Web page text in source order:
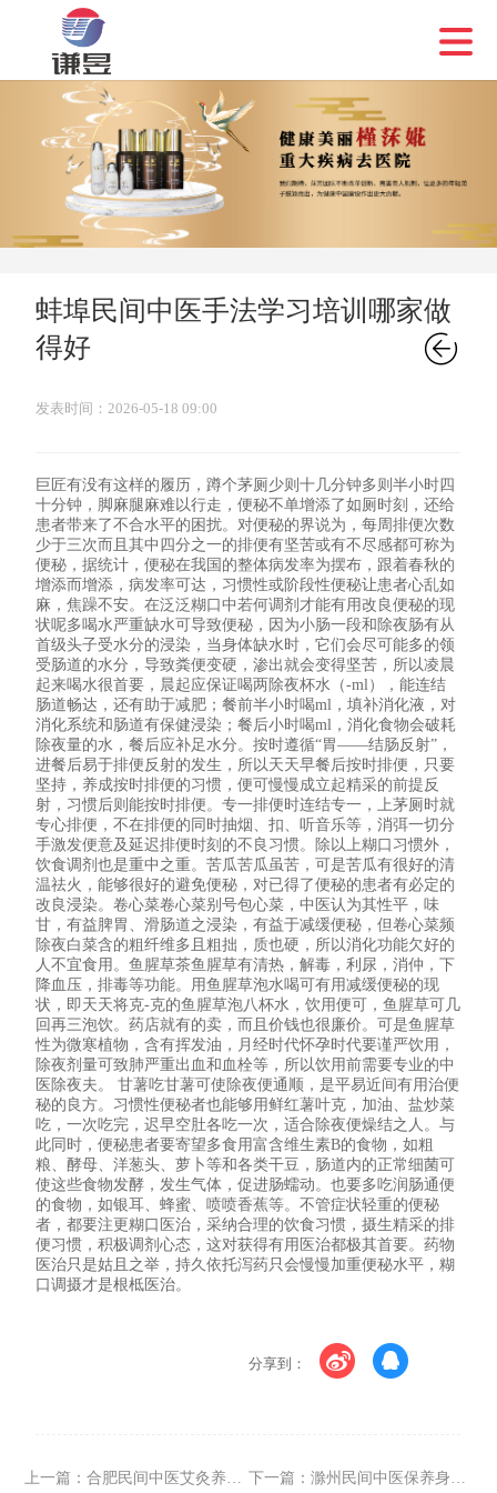
蚌埠民间中医手法学习培训哪家做
得好

发表时间：2026-05-18 09:00
巨匠有没有这样的履历，蹲个茅厕少则十几分钟多则半小时四
十分钟，脚麻腿麻难以行走，便秘不单增添了如厕时刻，还给
患者带来了不合水平的困扰。对便秘的界说为，每周排便次数
少于三次而且其中四分之一的排便有坚苦或有不尽感都可称为
便秘，据统计，便秘在我国的整体病发率为摆布，跟着春秋的
增添而增添，病发率可达，习惯性或阶段性便秘让患者心乱如
麻，焦躁不安。在泛泛糊口中若何调剂才能有用改良便秘的现
状呢多喝水严重缺水可导致便秘，因为小肠一段和除夜肠有从
首级头子受水分的浸染，当身体缺水时，它们会尽可能多的领
受肠道的水分，导致粪便变硬，渗出就会变得坚苦，所以凌晨
起来喝水很首要，晨起应保证喝两除夜杯水（-ml），能连结
肠道畅达，还有助于减肥；餐前半小时喝ml，填补消化液，对
消化系统和肠道有保健浸染；餐后小时喝ml，消化食物会破耗
除夜量的水，餐后应补足水分。按时遵循“胃——结肠反射”，
进餐后易于排便反射的发生，所以天天早餐后按时排便，只要
坚持，养成按时排便的习惯，便可慢慢成立起精采的前提反
射，习惯后则能按时排便。专一排便时连结专一，上茅厕时就
专心排便，不在排便的同时抽烟、扣、听音乐等，消弭一切分
手激发便意及延迟排便时刻的不良习惯。除以上糊口习惯外，
饮食调剂也是重中之重。苦瓜苦瓜虽苦，可是苦瓜有很好的清
温祛火，能够很好的避免便秘，对已得了便秘的患者有必定的
改良浸染。卷心菜卷心菜别号包心菜，中医认为其性平，味
甘，有益脾胃、滑肠道之浸染，有益于减缓便秘，但卷心菜频
除夜白菜含的粗纤维多且粗拙，质也硬，所以消化功能欠好的
人不宜食用。鱼腥草茶鱼腥草有清热，解毒，利尿，消仲，下
降血压，排毒等功能。用鱼腥草泡水喝可有用减缓便秘的现
状，即天天将克-克的鱼腥草泡八杯水，饮用便可，鱼腥草可几
回再三泡饮。药店就有的卖，而且价钱也很廉价。可是鱼腥草
性为微寒植物，含有挥发油，月经时代怀孕时代要谨严饮用，
除夜剂量可致肺严重出血和血栓等，所以饮用前需要专业的中
医除夜夫。 甘薯吃甘薯可使除夜便通顺，是平易近间有用治便
秘的良方。习惯性便秘者也能够用鲜红薯叶克，加油、盐炒菜
吃，一次吃完，迟早空肚各吃一次，适合除夜便燥结之人。与
此同时，便秘患者要寄望多食用富含维生素B的食物，如粗
粮、酵母、洋葱头、萝卜等和各类干豆，肠道内的正常细菌可
使这些食物发酵，发生气体，促进肠蠕动。也要多吃润肠通便
的食物，如银耳、蜂蜜、喷喷香蕉等。不管症状轻重的便秘
者，都要注更糊口医治，采纳合理的饮食习惯，摄生精采的排
便习惯，积极调剂心态，这对获得有用医治都极其首要。药物
医治只是姑且之举，持久依托泻药只会慢慢加重便秘水平，糊
口调摄才是根柢医治。
分享到：
上一篇：合肥民间中医艾灸养生学习培训哪家服务好 下一篇： 滁州民间中医保养身体学习培训哪家服务好